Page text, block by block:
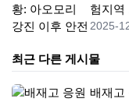
험지역
2025-
최근 다른 게시물
배재고